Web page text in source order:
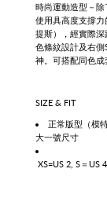
時尚運動造型－除
使用具高度支撐
提斯）， 經實際深
色條紋設計及右側
神。可搭配同色成
SIZE & FIT
正常版型（模
大一號尺寸
XS=US 2, S＝US